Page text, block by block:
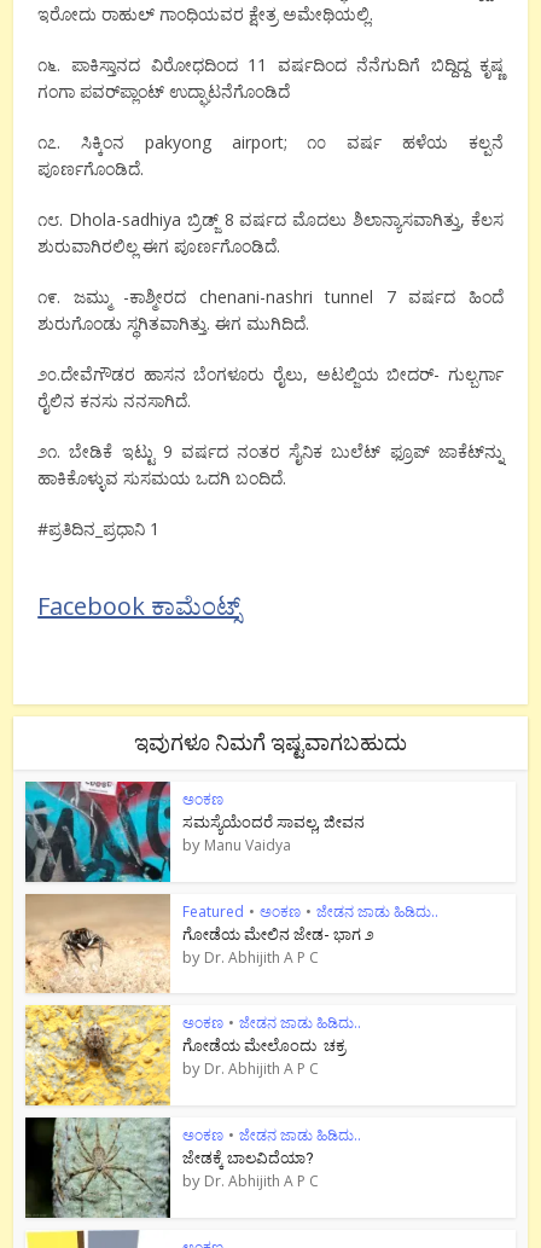
ಇರೋದು ರಾಹುಲ್ ಗಾಂಧಿಯವರ ಕ್ಷೇತ್ರ ಅಮೇಥಿಯಲ್ಲಿ.
೧೬. ಪಾಕಿಸ್ತಾನದ ವಿರೋಧದಿಂದ 11 ವರ್ಷದಿಂದ ನೆನೆಗುದಿಗೆ ಬಿದ್ದಿದ್ದ ಕೃಷ್ಣ
ಗಂಗಾ ಪವರ್‌ಪ್ಲಾಂಟ್ ಉದ್ಘಾಟನೆಗೊಂಡಿದೆ
೧೭. ಸಿಕ್ಕಿಂನ pakyong airport; ೧೦ ವರ್ಷ ಹಳೆಯ ಕಲ್ಪನೆ
ಪೂರ್ಣಗೊಂಡಿದೆ.
೧೮. Dhola-sadhiya ಬ್ರಿಡ್ಜ್ 8 ವರ್ಷದ ಮೊದಲು ಶಿಲಾನ್ಯಾಸವಾಗಿತ್ತು, ಕೆಲಸ
ಶುರುವಾಗಿರಲಿಲ್ಲ ಈಗ ಪೂರ್ಣಗೊಂಡಿದೆ.
೧೯. ಜಮ್ಮು -ಕಾಶ್ಮೀರದ chenani-nashri tunnel 7 ವರ್ಷದ ಹಿಂದೆ
ಶುರುಗೊಂಡು ಸ್ಥಗಿತವಾಗಿತ್ತು.‌ ಈಗ ಮುಗಿದಿದೆ.
೨೦.ದೇವೆಗೌಡರ ಹಾಸನ ಬೆಂಗಳೂರು ರೈಲು, ಅಟಲ್ಜಿಯ ಬೀದರ್- ಗುಲ್ಬರ್ಗಾ
ರೈಲಿನ ಕನಸು ನನಸಾಗಿದೆ.
೨೧. ಬೇಡಿಕೆ ಇಟ್ಟು 9 ವರ್ಷದ ನಂತರ ಸೈನಿಕ ಬುಲೆಟ್ ಫ್ರೂಪ್ ಜಾಕೆಟ್‌ನ್ನು
ಹಾಕಿಕೊಳ್ಳುವ ಸುಸಮಯ ಒದಗಿ ಬಂದಿದೆ.
#ಪ್ರತಿದಿನ_ಪ್ರಧಾನಿ 1
Facebook ಕಾಮೆಂಟ್ಸ್
ಇವುಗಳೂ ನಿಮಗೆ ಇಷ್ಟವಾಗಬಹುದು
ಅಂಕಣ
ಸಮಸ್ಯೆಯೆಂದರೆ ಸಾವಲ್ಲ, ಜೀವನ
by Manu Vaidya
Featured • ಅಂಕಣ • ಜೇಡನ ಜಾಡು ಹಿಡಿದು..
ಗೋಡೆಯ ಮೇಲಿನ ಜೇಡ- ಭಾಗ ೨
by Dr. Abhijith A P C
ಅಂಕಣ • ಜೇಡನ ಜಾಡು ಹಿಡಿದು..
ಗೋಡೆಯ ಮೇಲೊಂದು ಚಕ್ರ
by Dr. Abhijith A P C
ಅಂಕಣ • ಜೇಡನ ಜಾಡು ಹಿಡಿದು..
ಜೇಡಕ್ಕೆ ಬಾಲವಿದೆಯಾ?
by Dr. Abhijith A P C